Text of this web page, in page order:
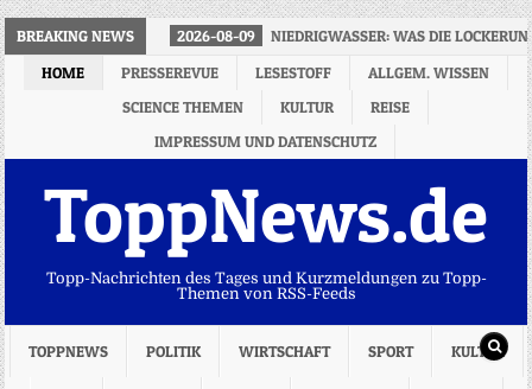
BREAKING NEWS 2026-08-09
NIEDRIGWASSER: WAS DIE
HOME
PRESSEREVUE LESESTOFF
ALLGEM. WISSEN
SCIENCE THEMEN
KULTUR
REISE
IMPRESSUM UND DATENSCHUTZ
ToppNews.de
Topp-Nachrichten des Tages und Kurzmeldungen zu Topp-
Themen von RSS-Feeds
TOPPNEWS POLITIK WIRTSCHAFT SPORT KULTUR